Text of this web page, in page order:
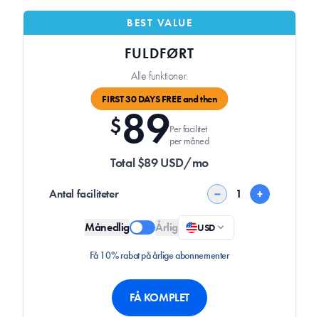
BEST VALUE
FULDFØRT
Alle funktioner.
FIRST 30 DAYS FREE and then
$89Per facilitet
per måned
Total $89 USD/mo
Antal faciliteter − +
Månedlig Årlig USD
Få 10% rabat på årlige abonnementer
FÅ KOMPLET